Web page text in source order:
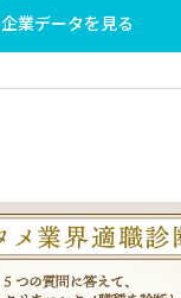
企業データを見る